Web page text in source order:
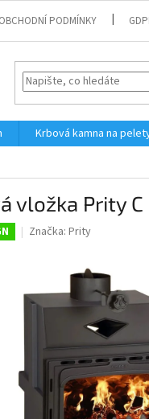
OBCHODNÍ PODMÍNKY
Krbová kamna na
vložka Prity
Značka: Prity